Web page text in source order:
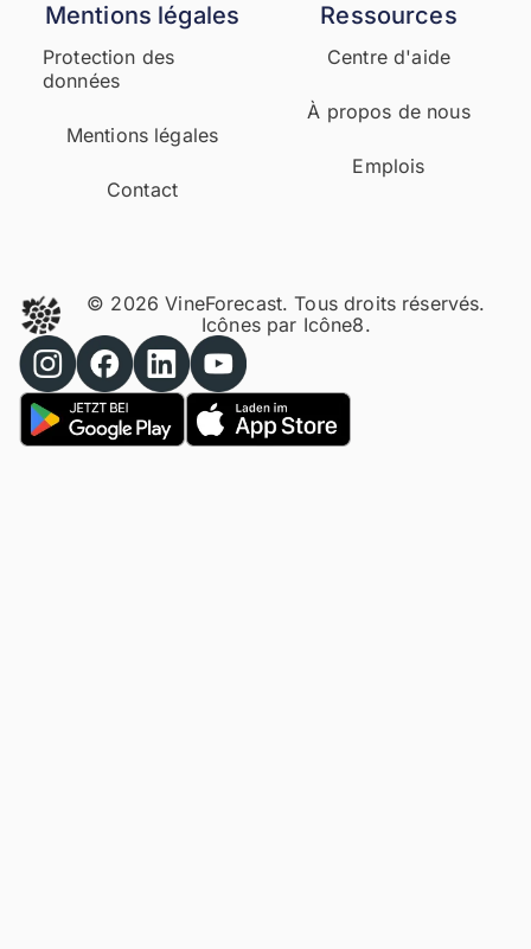
Mentions légales
Protection des
données
Mentions légales
Contact
Ressources
Centre d'aide
À propos de nous
Emplois
© 2026 VineForecast. Tous droits réservés.
Icônes par Icône8.